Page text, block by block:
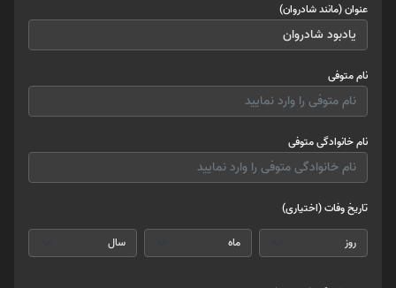
عنوان (مانند شادروان)
نام متوفی
نام خانوادگی متوفی
تاریخ وفات (اختیاری)